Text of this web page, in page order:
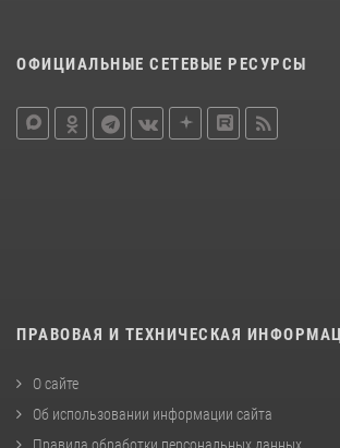
ОФИЦИАЛЬНЫЕ СЕТЕВЫЕ РЕСУРСЫ
ПРАВОВАЯ И ТЕХНИЧЕСКАЯ
О сайте
Об использовании информации сайта
Правила обработки персональных данных